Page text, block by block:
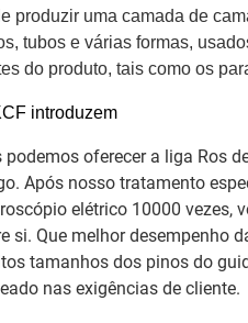
produzir uma camada de
tubos e várias formas,
do produto, tais como os
introduzem
podemos oferecer a liga Ros
Após nosso tratamento
elétrico 10000 vezes,
si. Que melhor desempenho
tamanhos dos pinos do
nas exigências de cliente.